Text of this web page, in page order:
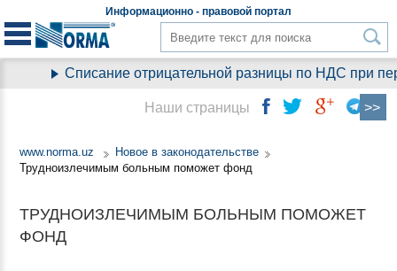
Информационно - правовой портал
Списание отрицательной разницы по НДС при
www.norma.uz
Новое в законодательстве
Трудноизлечимым больным поможет фонд
ТРУДНОИЗЛЕЧИМЫМ БОЛЬНЫМ ПОМОЖЕТ
ФОНД
Наши страницы